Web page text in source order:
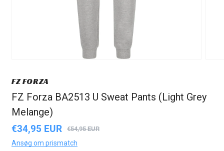
FZ FORZA
FZ Forza BA2513 U Sweat Pants (Light Grey
Melange)
Udsalgspris
€34,95 EUR
Normalpris €54,95 EUR
Ansøg om prismatch